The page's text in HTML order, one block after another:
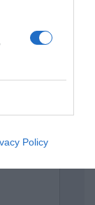
Policy